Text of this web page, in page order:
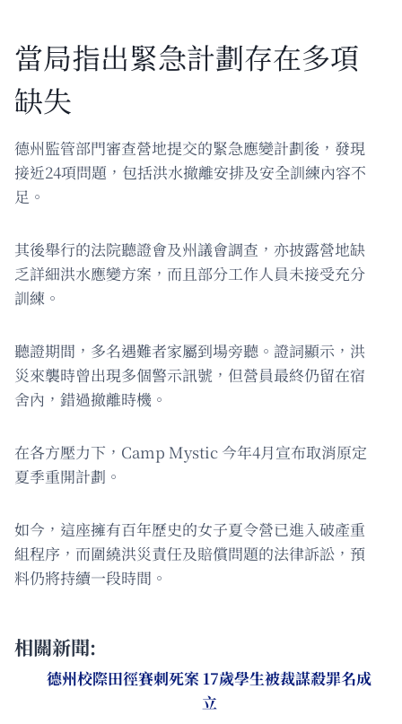
當局指出緊急計劃存在多項
缺失
德州監管部門審查營地提交的緊急應變計劃後，發現
接近24項問題，包括洪水撤離安排及安全訓練內容不
足。
其後舉行的法院聽證會及州議會調查，亦披露營地缺
乏詳細洪水應變方案，而且部分工作人員未接受充分
訓練。
聽證期間，多名遇難者家屬到場旁聽。證詞顯示，洪
災來襲時曾出現多個警示訊號，但營員最終仍留在宿
舍內，錯過撤離時機。
在各方壓力下，Camp Mystic 今年4月宣布取消原定
夏季重開計劃。
如今，這座擁有百年歷史的女子夏令營已進入破產重
組程序，而圍繞洪災責任及賠償問題的法律訴訟，預
料仍將持續一段時間。
相關新聞:
德州校際田徑賽刺死案 17歲學生被裁謀殺罪名成
立